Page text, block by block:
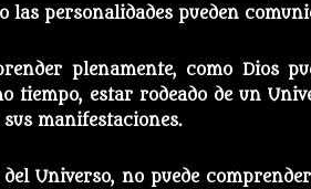
las personalidades pueden
plenamente, como Dios
tiempo, estar rodeado de un
manifestaciones.
Universo, no puede